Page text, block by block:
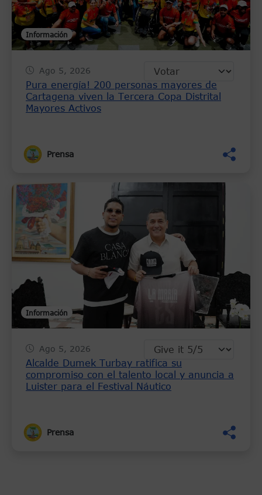
Información
Ago 5, 2026
Pura energía! 200 personas mayores de
Cartagena viven la Tercera Copa Distrital
Mayores Activos
Prensa
Información
Ago 5, 2026
Alcalde Dumek Turbay ratifica su
compromiso con el talento local y anuncia a
Luister para el Festival Náutico
Prensa